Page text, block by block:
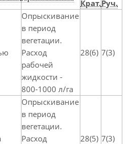
Крат.Руч.
Опрыскивание
в период
вегетации.
Расход
рабочей
жидкости -
800-1000 л/га
28(6) 7(3)
Опрыскивание
в период
вегетации.
Расход
28(5) 7(3)